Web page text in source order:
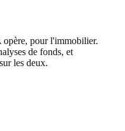
opère, pour l'immobilier.
de fonds, et
les deux.